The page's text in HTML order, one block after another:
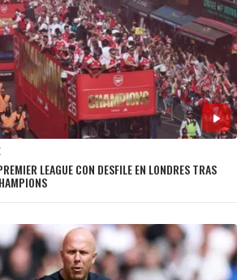
LEAGUE CON DESFILE EN LONDRES TRAS